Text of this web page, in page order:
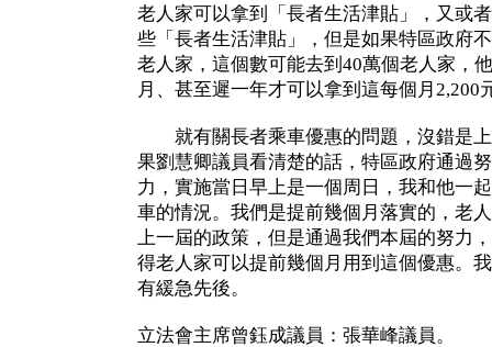
老人家可以拿到「長者生活津貼」，又或
些「長者生活津貼」，但是如果特區政府
老人家，這個數可能去到40萬個老人家，
月、甚至遲一年才可以拿到這每個月2,200
就有關長者乘車優惠的問題，沒錯是上
果劉慧卿議員看清楚的話，特區政府通過
力，實施當日早上是一個周日，我和他一
車的情況。我們是提前幾個月落實的，老
上一屆的政策，但是通過我們本屆的努力
得老人家可以提前幾個月用到這個優惠。
有緩急先後。
立法會主席曾鈺成議員：張華峰議員。